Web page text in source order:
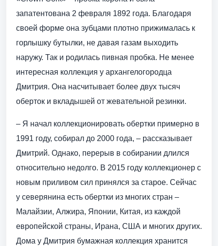
запатентована 2 февраля 1892 года. Благодаря
своей форме она зубцами плотно прижималась к
горлышку бутылки, не давая газам выходить
наружу. Так и родилась пивная пробка. Не менее
интересная коллекция у архангелогородца
Дмитрия. Она насчитывает более двух тысяч
оберток и вкладышей от жевательной резинки.
– Я начал коллекционировать обертки примерно в
1991 году, собирал до 2000 года, – рассказывает
Дмитрий. Однако, перерыв в собирании длился
относительно недолго. В 2015 году коллекционер с
новым приливом сил принялся за старое. Сейчас
у северянина есть обертки из многих стран –
Малайзии, Алжира, Японии, Китая, из каждой
европейской страны, Ирана, США и многих других.
Дома у Дмитрия бумажная коллекция хранится